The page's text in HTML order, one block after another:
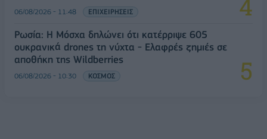
06/08/2026 - 11:48 ΕΠΙΧΕΙΡΗΣΕΙΣ
Ρωσία: Η Μόσχα δηλώνει ότι κατέρριψε 605
ουκρανικά drones τη νύχτα - Ελαφρές ζημιές σε
αποθήκη της Wildberries
06/08/2026 - 10:30 ΚΟΣΜΟΣ